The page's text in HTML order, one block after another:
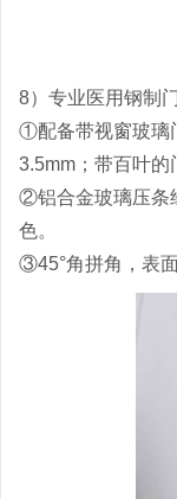
8）专业医用钢制
①配备带视窗玻璃
3.5mm；带百叶
②铝合金玻璃压条
色。
③45°角拼角，表